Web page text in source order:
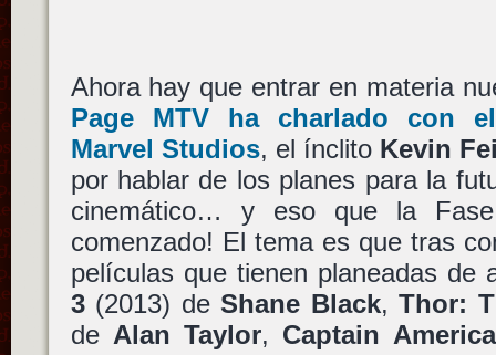
Ahora hay que entrar en materia
Page MTV ha charlado con
Marvel Studios, el ínclito Kevin
por hablar de los planes para la
cinemático… y eso que la
comenzado! El tema es que tras
películas que tienen planeadas
3(2013) deShane Black,Thor:
de Alan Taylor, Captain